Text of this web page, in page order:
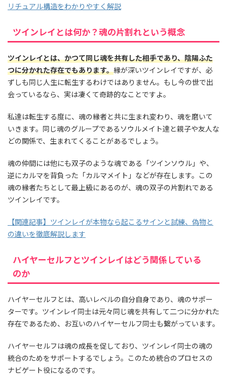
リチュアル構造をわかりやすく解説
ツインレイとは何か？魂の片割れという概念
ツインレイとは、かつて同じ魂を共有した相手であり、陰陽ふた
つに分かれた存在でもあります。縁が深いツインレイですが、必
ずしも同じ人生に転生するわけではありません。もし今の世で出
会っているなら、実は凄くて奇跡的なことですよ。
私達は転生する度に、魂の縁者と共に生まれ変わり、魂を磨いて
いきます。同じ魂のグループであるソウルメイト達と親子や友人な
どの関係で、生まれてくることがあるでしょう。
魂の仲間には他にも双子のような魂である「ツインソウル」や、
逆にカルマを背負った「カルマメイト」などが存在します。この
魂の縁者たちとして最上級にあるのが、魂の双子の片割れである
ツインレイです。
【関連記事】ツインレイが本物なら起こるサインと試練、偽物と
の違いを徹底解説します
ハイヤーセルフとツインレイはどう関係している
のか
ハイヤーセルフとは、高いレベルの自分自身であり、魂のサポー
ターです。ツインレイ同士は元々同じ魂を共有して二つに分かれた
存在であるため、お互いのハイヤーセルフ同士も繋がっています。
ハイヤーセルフは魂の成長を促しており、ツインレイ同士の魂の
統合のためをサポートするでしょう。このため統合のプロセスの
ナビゲート役になるのです。